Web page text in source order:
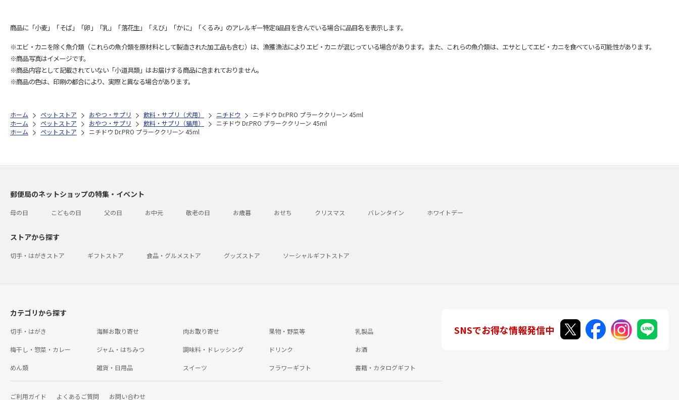
商品に「小麦」「そば」「卵」「乳」「落花生」「えび」「かに」「くるみ」のアレルギー特定8品目を含んでいる場合に品目名を表示します。
※エビ・カニを除く魚介類（これらの魚介類を原材料として製造された加工品も含む）は、漁獲漁法によりエビ・カニが混じっている場合があります。また、これらの魚介類は、エサとしてエビ・カニを食べている可能性があります。
※商品写真はイメージです。
※商品内容として記載されていない「小道具類」はお届けする商品に含まれておりません。
※商品の色は、印刷の都合により、実際と異なる場合があります。
ホーム ペットストア おやつ・サプリ 飲料・サプリ（犬用） ニチドウ
ニチドウ Dr.PRO プラーククリーン 45ml
ホーム
ペットストア おやつ・サプリ 飲料・サプリ（猫用）
ニチドウ Dr.PRO プラーククリーン 45ml
ホーム
ペットストア ニチドウ Dr.PRO プラーククリーン 45ml
郵便局のネットショップの特集・イベント
母の日 こどもの日 父の日 お中元 敬老の日 お歳暮 おせち クリスマス バレンタイン ホワイトデー
ストアから探す
切手・はがきストア ギフトストア 食品・グルメストア グッズストア ソーシャルギフトストア
カテゴリから探す
切手・はがき 海鮮お取り寄せ 肉お取り寄せ 果物・野菜等 乳製品
梅干し・惣菜・カレー ジャム・はちみつ 調味料・ドレッシング ドリンク お酒
めん類 雑貨・日用品 スイーツ フラワーギフト 書籍・カタログギフト
ご利用ガイド よくあるご質問 お問い合わせ
SNSでお得な情報発信中